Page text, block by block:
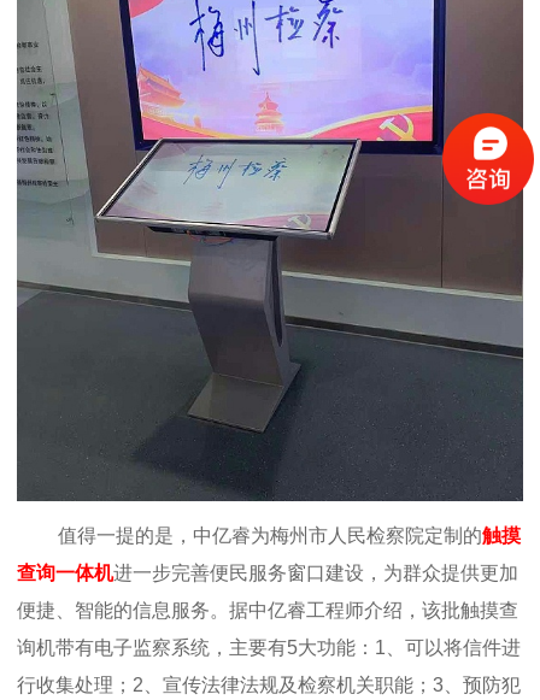
值得一提的是， 中亿睿为梅州市人民检察院定制的触摸
查询一体机进一步完善便民服务窗口建设，为群众提供更加
便捷、智能的信息服务。据中亿睿工程师介绍，该批触摸查
询机带有电子监察系统，主要有5大功能：1、可以将信件进
行收集处理；2、宣传法律法规及检察机关职能；3、预防犯